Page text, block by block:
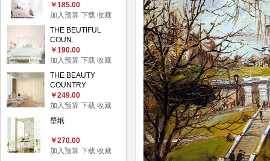
￥185.00
加入预算 下载 收藏
THE BEUTIFUL
COUN.
￥190.00
加入预算 下载 收藏
THE BEAUTY
COUNTRY
￥249.00
加入预算 下载 收藏
壁纸
￥270.00
加入预算 下载 收藏